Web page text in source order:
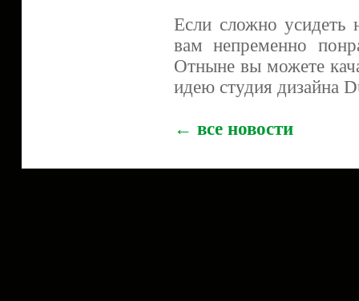
Если сложно усидеть
вам непременно
Отныне вы можете
идею студия дизайна
← все новости